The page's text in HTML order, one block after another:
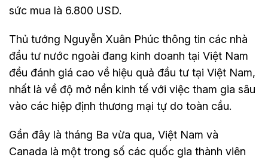
sức mua là 6.800 USD.
Thủ tướng Nguyễn Xuân Phúc thông tin các nhà
đầu tư nước ngoài đang kinh doanh tại Việt Nam
đều đánh giá cao về hiệu quả đầu tư tại Việt Nam,
nhất là về độ mở nền kinh tế với việc tham gia sâu
vào các hiệp định thương mại tự do toàn cầu.
Gần đây là tháng Ba vừa qua, Việt Nam và
Canada là một trong số các quốc gia thành viên